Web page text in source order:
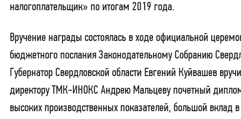
налогоплательщик» по итогам 2019 года.
Вручение награды состоялась в ходе официальной
бюджетного послания Законодательному Собранию
Губернатор Свердловской области Евгений Куйвашев
директору ТМК-ИНОКС Андрею Мальцеву почетный
высоких производственных показателей, большой вклад